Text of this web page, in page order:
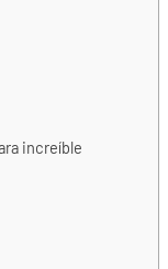
increíble